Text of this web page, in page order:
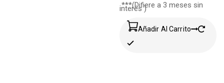
***(Difiere a 3 meses sin
interés )
Añadir Al Carrito